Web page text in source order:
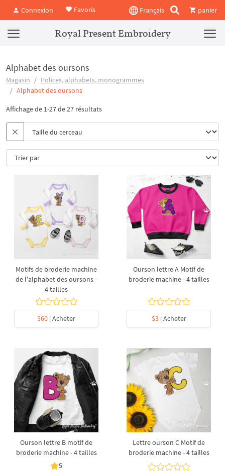
Connexion Favoris Français panier
Royal Present Embroidery
Alphabet des oursons
Magasin
Polices, alphabets, monogrammes
Alphabet des oursons
Affichage de 1-27 de 27 résultats
Motifs de broderie machine
de l'alphabet des oursons -
4 tailles
$60 | Acheter
Ourson lettre A Motif de
broderie machine - 4 tailles
$3| Acheter
Ourson lettre B motif de
broderie machine - 4 tailles
5
Lettre ourson С Motif de
broderie machine - 4 tailles